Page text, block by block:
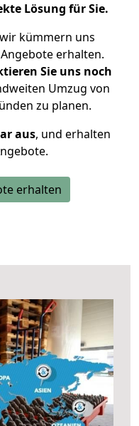
Lösung für Sie.
kümmern uns
erhalten.
Sie uns noch
Umzug von
zu planen.
aus, und erhalten
erhalten